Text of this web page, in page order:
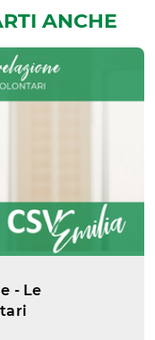
ANCHE
- Le